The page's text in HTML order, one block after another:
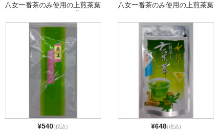
八女一番茶のみ使用の上煎茶葉
を2gティーバッグ個包装にし
ました ナイロン紗使用( […]
八女一番茶のみ使用の上煎茶葉
¥540(税込) ¥648(税込)